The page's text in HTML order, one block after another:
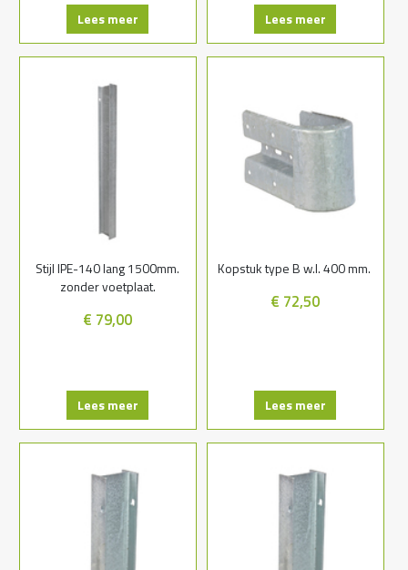
Lees meer Lees meer
Stijl IPE-140 lang 1500mm.
zonder voetplaat.
€ 79,00
Lees meer
Kopstuk type B w.l. 400 mm.
€ 72,50
Lees meer